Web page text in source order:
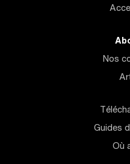
Nos
Guides
Où